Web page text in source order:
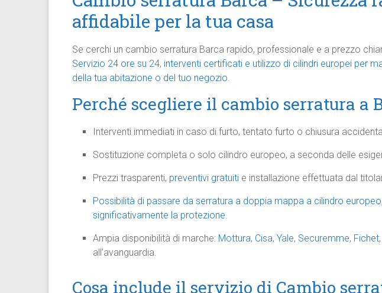
affidabile per la tua casa
Se cerchi un cambio serratura Barca rapido, professionale e a prezzo
Servizio 24 ore su 24, interventi certificati e utilizzo di cilindri europei per
della tua abitazione o del tuo negozio.
Perché scegliere il cambio serratura a
Interventi immediati in caso di furto, tentato furto o chiusura
Sostituzione completa o solo cilindro europeo, a seconda delle
Prezzi trasparenti, preventivi gratuiti e installazione effettuata dal
Possibilità di passare da serratura a doppia mappa a cilindro
significativamente la protezione.
Ampia disponibilità di marche: Mottura, Cisa, Yale, Securemme, Fichet,
all’avanguardia.
Cosa include il servizio di Cambio